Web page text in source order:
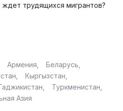
ждет трудящихся мигрантов?
Армения
Беларусь
Кыргызстан
Туркменистан
Азия